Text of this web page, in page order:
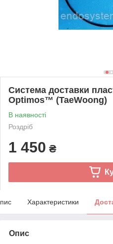
Система доставки
Optimos™ (TaeWoong)
В наявності
Роздріб
1 450 ₴
Характеристики
Опис